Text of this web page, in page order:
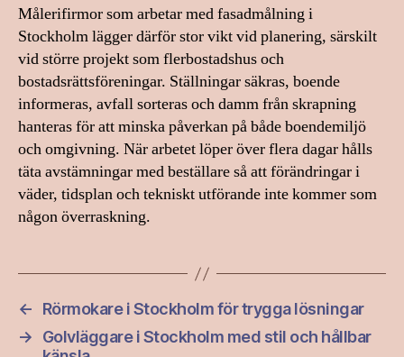
Målerifirmor som arbetar med fasadmålning i
Stockholm lägger därför stor vikt vid planering, särskilt
vid större projekt som flerbostadshus och
bostadsrättsföreningar. Ställningar säkras, boende
informeras, avfall sorteras och damm från skrapning
hanteras för att minska påverkan på både boendemiljö
och omgivning. När arbetet löper över flera dagar hålls
täta avstämningar med beställare så att förändringar i
väder, tidsplan och tekniskt utförande inte kommer som
någon överraskning.
←
Rörmokare i Stockholm för trygga lösningar
→
Golvläggare i Stockholm med stil och hållbar